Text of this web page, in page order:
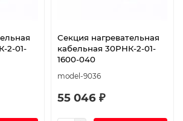
2-01-
Секция нагревательная
кабельная 30РНК-2-01-
1600-040
model-9036
55 046 ₽